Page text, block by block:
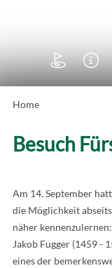
 
Home
Besuch
Am 14. September
die Möglichkeit
näher kennenzulernen:
Jakob Fugger (1459 -
eines der